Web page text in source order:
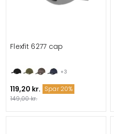
+3
Flexfit 6277 cap
119,20 kr. Spar 20%
149,00 kr.